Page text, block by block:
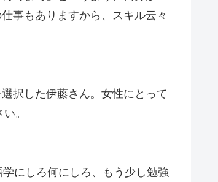
事もありますから、スキル云々
択した伊藤さん。女性にとって
。
にしろ何にしろ、もう少し勉強